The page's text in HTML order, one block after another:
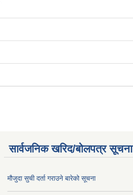
सार्वजनिक खरिद/बोलपत्र सूचना
मौजुदा सुची दर्ता गराउने बारेको सूचना